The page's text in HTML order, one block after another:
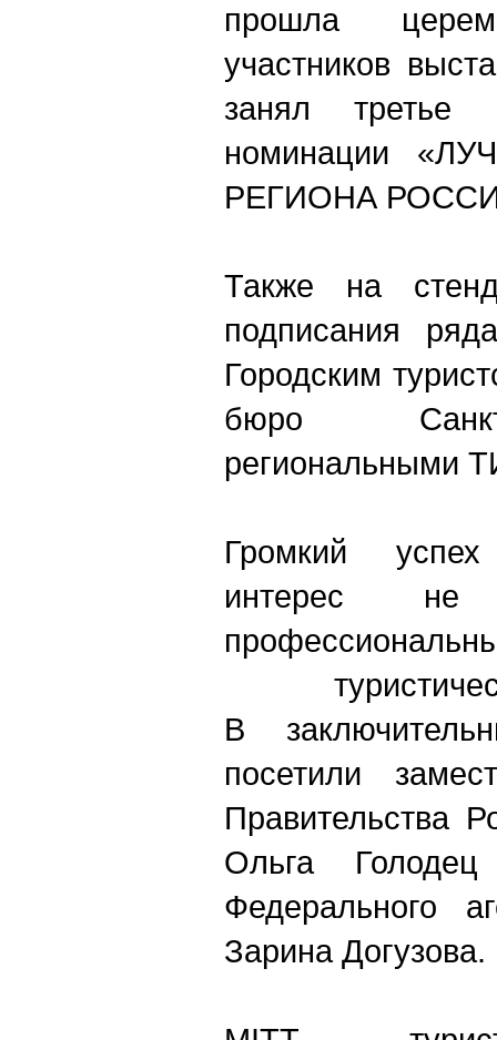
прошла
участников
занял третье
номинации
РЕГИОНА
Также на
подписания
Городским
бюро
региональными
Громкий
интерес
В
посетили
Правительства
Ольга
Федерального
Зарина Догузова.